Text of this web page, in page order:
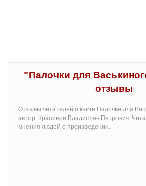
"Палочки для
отзывы
Отзывы читателей о книге Палочки для
автор: Крапивин Владислав Петрович.
мнения людей о произведении.